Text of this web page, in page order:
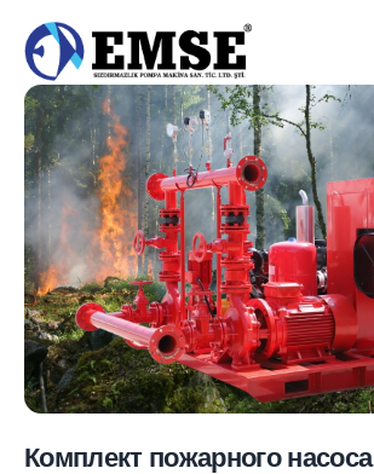
Комплект пожарного насоса